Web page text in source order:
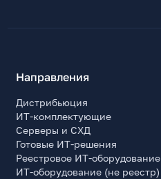
Направления
Дистрибьюция
ИТ-комплектующие
Серверы и СХД
Готовые ИТ-решения
Реестровое ИТ-оборудование
ИТ-оборудование (не реестр)